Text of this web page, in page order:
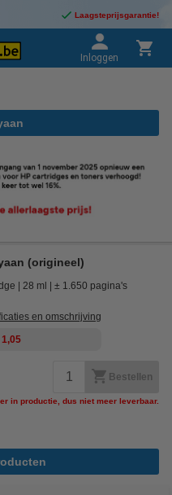
Laagsteprijsgarantie!
Inloggen
(origineel)
28 ml ± 1.650 pagina's
en omschrijving
1,05
Bestellen
in productie, dus niet meer leverbaar.